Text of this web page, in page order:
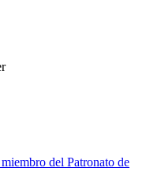
del Patronato de